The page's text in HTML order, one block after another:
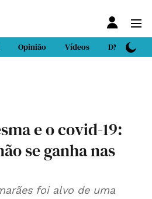
Opinião Vídeos DN Sport
e o covid-19:
se ganha nas
foi alvo de uma